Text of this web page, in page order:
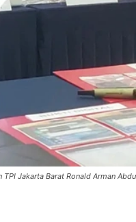
Jakarta Barat Ronald Arman